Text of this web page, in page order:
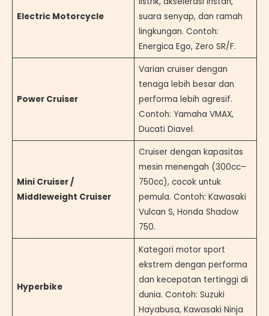
Electric Motorcycle
suara senyap, dan ramah
lingkungan. Contoh:
Energica Ego, Zero SR/F.
Power Cruiser
Varian cruiser dengan
tenaga lebih besar dan
performa lebih agresif.
Contoh: Yamaha VMAX,
Ducati Diavel.
Mini Cruiser /
Middleweight Cruiser
Cruiser dengan kapasitas
mesin menengah (300cc–
750cc), cocok untuk
pemula. Contoh: Kawasaki
Vulcan S, Honda Shadow
750.
Hyperbike
Kategori motor sport
ekstrem dengan performa
dan kecepatan tertinggi di
dunia. Contoh: Suzuki
Hayabusa, Kawasaki Ninja